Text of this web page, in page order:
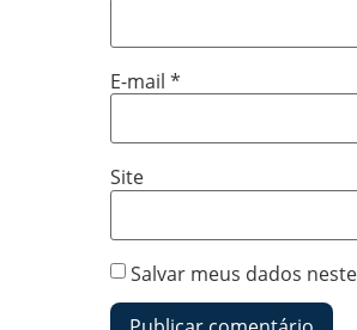
E-mail *
Site
Salvar meus dados